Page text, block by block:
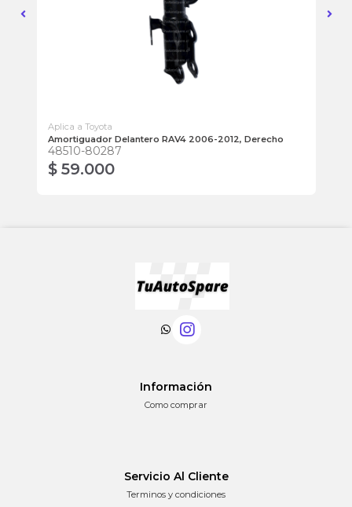
Aplica a Toyota
Amortiguador Delantero RAV4 2006-2012, Derecho
48510-80287
$ 59.000
Información
Como comprar
Servicio Al Cliente
Terminos y condiciones